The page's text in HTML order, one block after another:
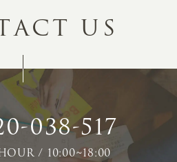
ACT US
038-517
/ 10:00~18:00